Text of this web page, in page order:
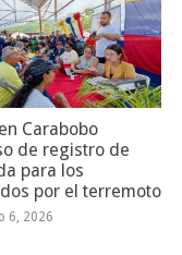
Carabobo
de registro de
para los
por el terremoto
6, 2026